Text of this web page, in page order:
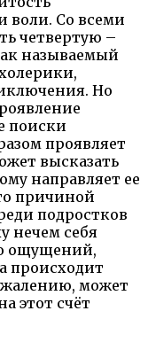
воли. Со всеми
четвертую –
называемый
Но
поиски
проявляет
высказать
направляет ее
причиной
подростков
нечем себя
ощущений,
происходит
может
этот счёт